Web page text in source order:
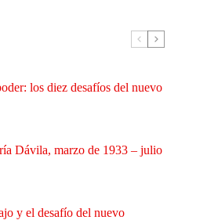
los diez desafíos del nuevo
Dávila, marzo de 1933 – julio
y el desafío del nuevo